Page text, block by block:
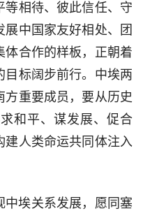
等相待、彼此信任、守
中国家友好相处、团
体合作的样板，正朝着
目标阔步前行。中埃两
方重要成员，要从历史
和平、谋发展、促合
建人类命运共同体注入
中埃关系发展，愿同塞